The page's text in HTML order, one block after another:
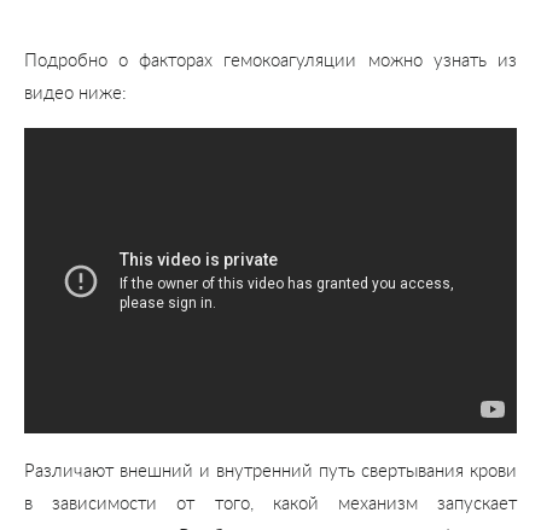
Подробно о факторах гемокоагуляции можно узнать из
видео ниже:
Различают внешний и внутренний путь свертывания крови
в зависимости от того, какой механизм запускает